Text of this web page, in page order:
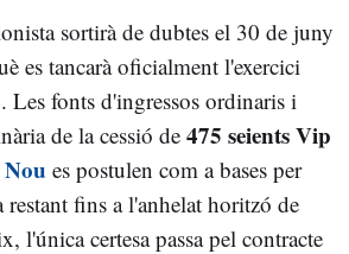
sortirà de dubtes el 30 de juny
es tancarà oficialment l'exercici
fonts d'ingressos ordinaris i
de la cessió de 475 seients Vip
es postulen com a bases per
restant fins a l'anhelat horitzó de
l'única certesa passa pel contracte